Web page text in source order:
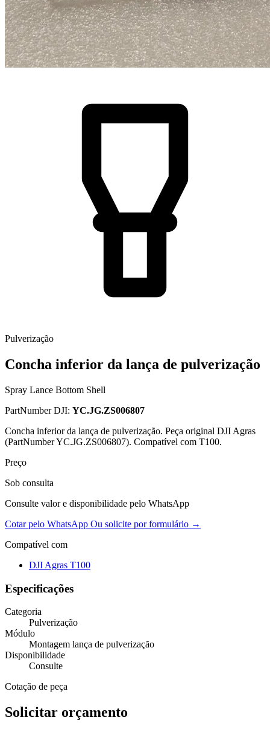
Pulverização
Concha inferior da lança de pulverização
Spray Lance Bottom Shell
PartNumber DJI: YC.JG.ZS006807
Concha inferior da lança de pulverização. Peça original DJI Agras
(PartNumber YC.JG.ZS006807). Compatível com T100.
Preço
Sob consulta
Consulte valor e disponibilidade pelo WhatsApp
Cotar pelo WhatsApp Ou solicite por formulário →
Compatível com
DJI Agras T100
Especificações
Categoria
Pulverização
Módulo
Montagem lança de pulverização
Disponibilidade
Consulte
Cotação de peça
Solicitar orçamento